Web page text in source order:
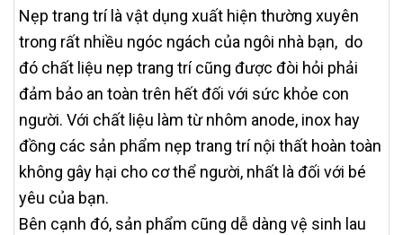
Nẹp trang trí là vật dụng xuất hiện thường xuyên
trong rất nhiều ngóc ngách của ngôi nhà bạn, do
đó chất liệu nẹp trang trí cũng được đòi hỏi phải
đảm bảo an toàn trên hết đối với sức khỏe con
người. Với chất liệu làm từ nhôm anode, inox hay
đồng các sản phẩm nẹp trang trí nội thất hoàn toàn
không gây hại cho cơ thể người, nhất là đối với bé
yêu của bạn.
Bên cạnh đó, sản phẩm cũng dễ dàng vệ sinh lau